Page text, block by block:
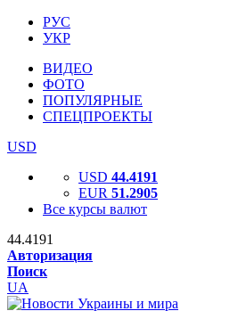
РУС
УКР
ВИДЕО
ФОТО
ПОПУЛЯРНЫЕ
СПЕЦПРОЕКТЫ
USD
USD 44.4191
EUR 51.2905
Все курсы валют
44.4191
Авторизация
Поиск
UA